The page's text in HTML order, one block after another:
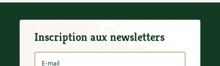
Inscription aux newsletters